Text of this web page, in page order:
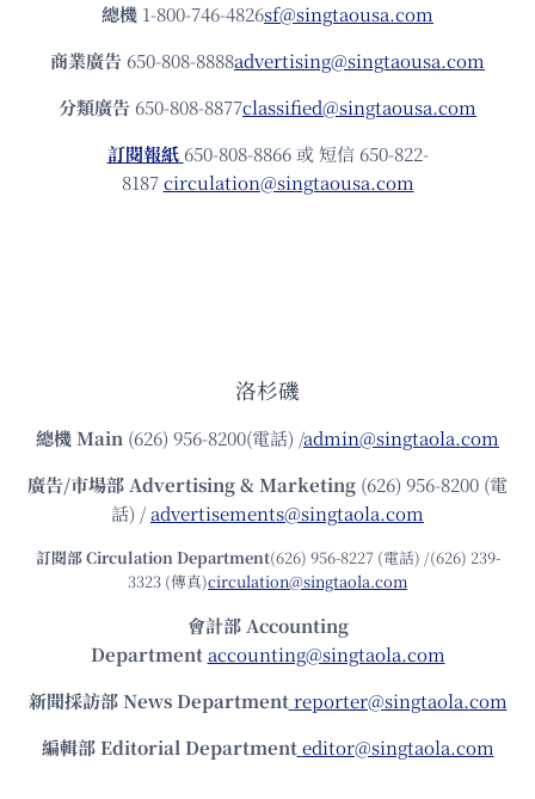
總機 1-800-746-4826sf@singtaousa.com
商業廣告 650-808-8888advertising@singtaousa.com
分類廣告 650-808-8877classified@singtaousa.com
訂閱報紙 650-808-8866 或 短信 650-822-
8187circulation@singtaousa.com
洛杉磯
總機Main (626) 956-8200(電話) /admin@singtaola.com
廣告/市場部Advertising & Marketing (626) 956-8200 (電
話) /advertisements@singtaola.com
訂閱部 Circulation Department(626) 956-8227 (電話) /(626) 239-
3323 (傳真)circulation@singtaola.com
會計部 Accounting
Department accounting@singtaola.com
新聞採訪部 News Department reporter@singtaola.com
編輯部 Editorial Department editor@singtaola.com